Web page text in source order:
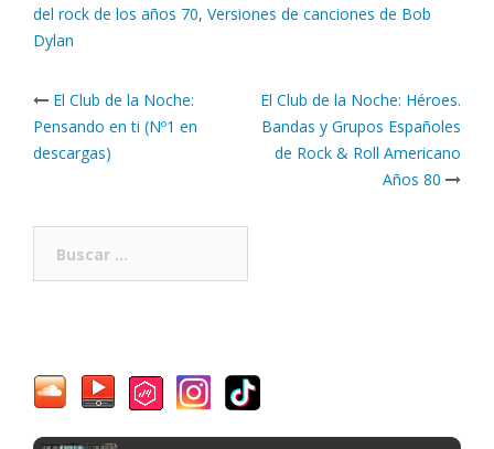
del rock de los años 70, Versiones de canciones de Bob
Dylan
Post
navigation
El Club de la Noche:
Pensando en ti (Nº1 en
descargas)
El Club de la Noche: Héroes.
Bandas y Grupos Españoles
de Rock & Roll Americano
Años 80